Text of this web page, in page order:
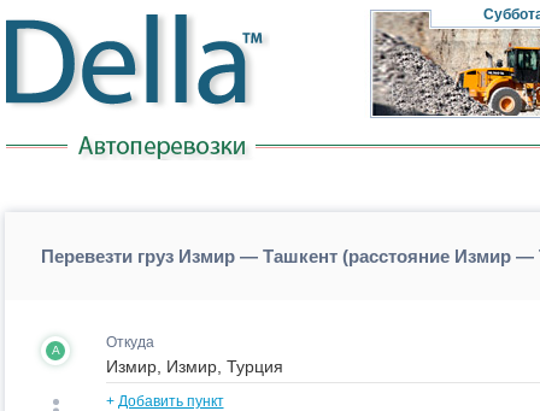
Перевезти груз Измир — Ташкент (расстояние Измир —
A Откуда
+ Добавить пункт